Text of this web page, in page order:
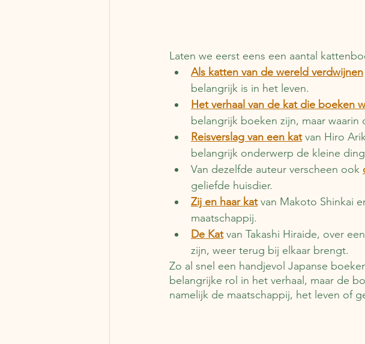
Laten we eerst eens een aantal
Als katten van de wereld verdwijnen
belangrijk is in het leven.
Het verhaal van de kat die boeken
belangrijk boeken zijn, maar
Reisverslag van een kat van Hiro
belangrijk onderwerp de kleine
Van dezelfde auteur verscheen ook
geliefde huisdier.
Zij en haar kat van Makoto Shinkai
maatschappij.
De Kat van Takashi Hiraide, over
zijn, weer terug bij elkaar brengt.
Zo al snel een handjevol Japanse
belangrijke rol in het verhaal, maar de
namelijk de maatschappij, het leven of